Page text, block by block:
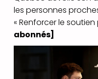
les personnes
« Renforcer le soutien
abonnés]